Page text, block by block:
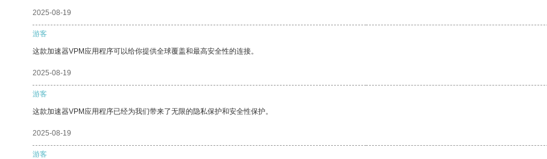
2025-08-19
游客
这款加速器VPM应用程序可以给你提供全球覆盖和最高安全性的连接。
2025-08-19
游客
这款加速器VPM应用程序已经为我们带来了无限的隐私保护和安全性保护。
2025-08-19
游客